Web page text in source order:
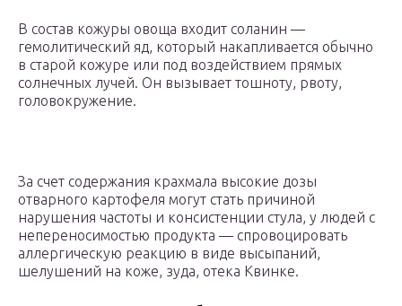
В состав кожуры овоща входит соланин —
гемолитический яд, который накапливается обычно
в старой кожуре или под воздействием прямых
солнечных лучей. Он вызывает тошноту, рвоту,
головокружение.
За счет содержания крахмала высокие дозы
отварного картофеля могут стать причиной
нарушения частоты и консистенции стула, у людей с
непереносимостью продукта — спровоцировать
аллергическую реакцию в виде высыпаний,
шелушений на коже, зуда, отека Квинке.